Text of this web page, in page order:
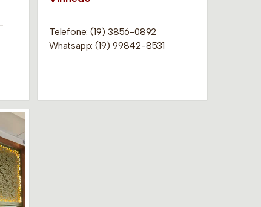
Telefone: (19) 3856-0892
Whatsapp: (19) 99842-8531